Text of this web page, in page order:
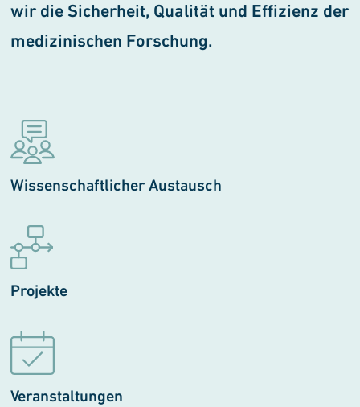
wir die Sicherheit, Qualität und Effizienz der
medizinischen Forschung.
Wissenschaftlicher Austausch
Projekte
Veranstaltungen